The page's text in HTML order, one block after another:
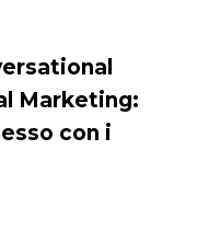
Marketing:
con i